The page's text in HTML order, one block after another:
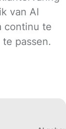
van AI
continu te
passen.